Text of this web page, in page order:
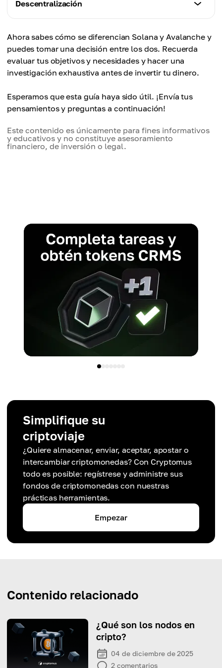
Avalanche (AVAX)
Avalanche (AVAX)
Compatible con EVM
Descentralización
Menos descentralizado
Avalanche (AVAX)
Más descentralizado
Ahora sabes cómo se diferencian Solana y Avalanche y
puedes tomar una decisión entre los dos. Recuerda
evaluar tus objetivos y necesidades y hacer una
investigación exhaustiva antes de invertir tu dinero.
Esperamos que esta guía haya sido útil. ¡Envía tus
pensamientos y preguntas a continuación!
Este contenido es únicamente para fines informativos
y educativos y no constituye asesoramiento
financiero, de inversión o legal.
Simplifique su
criptoviaje
¿Quiere almacenar, enviar, aceptar, apostar o
intercambiar criptomonedas? Con Cryptomus
todo es posible: regístrese y administre sus
fondos de criptomonedas con nuestras
prácticas herramientas.
Empezar
Contenido relacionado
¿Qué son los nodos en
cripto?
04 de diciembre de 2025
2 comentarios